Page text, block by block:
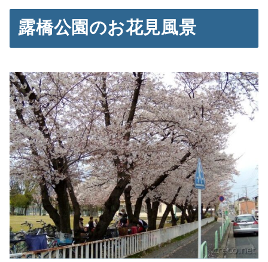
露橋公園のお花見風景